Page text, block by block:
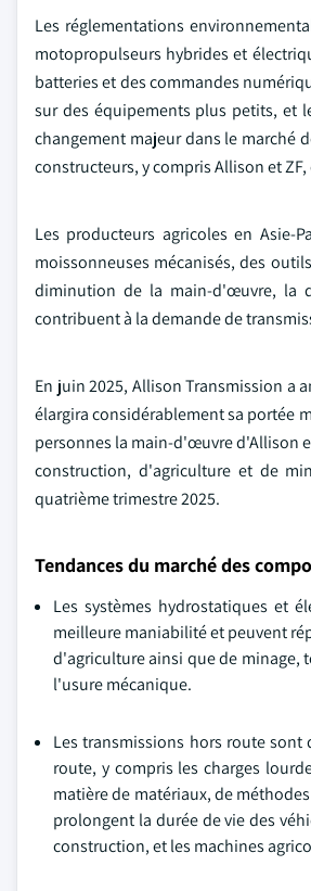
Les réglementations
motopropulseurs hybrides et
batteries et des commandes
sur des équipements plus petits, et
changement majeur dans le marché
constructeurs, y compris Allison et
Les producteurs agricoles en
moissonneuses mécanisés, des
diminution de la main-d'œuvre, la
contribuent à la demande de
En juin 2025, Allison Transmission a
élargira considérablement sa portée
personnes la main-d'œuvre d'Allison
construction, d'agriculture et de
quatrième trimestre 2025.
Tendances du marché des
Les systèmes hydrostatiques et
meilleure maniabilité et peuvent
d'agriculture ainsi que de
l'usure mécanique.
Les transmissions hors route
route, y compris les charges
matière de matériaux, de
prolongent la durée de vie des
construction, et les machines